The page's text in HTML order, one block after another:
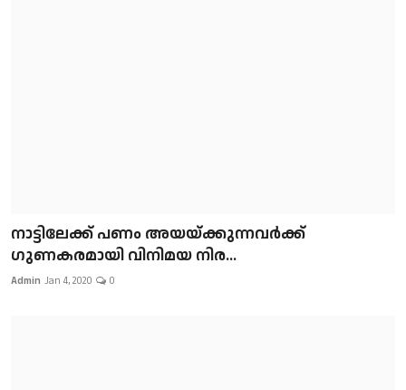
നാട്ടിലേക്ക് പണം അയയ്ക്കുന്നവർക്ക്
ഗുണകരമായി വിനിമയ നിര...
Admin Jan 4, 2020 0